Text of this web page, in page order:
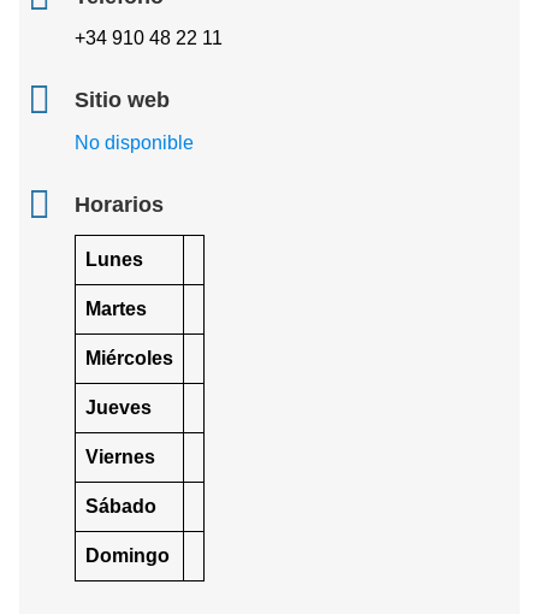
+34 910 48 22 11
Sitio web
No disponible
Horarios
Lunes
Martes
Miércoles
Jueves
Viernes
Sábado
Domingo